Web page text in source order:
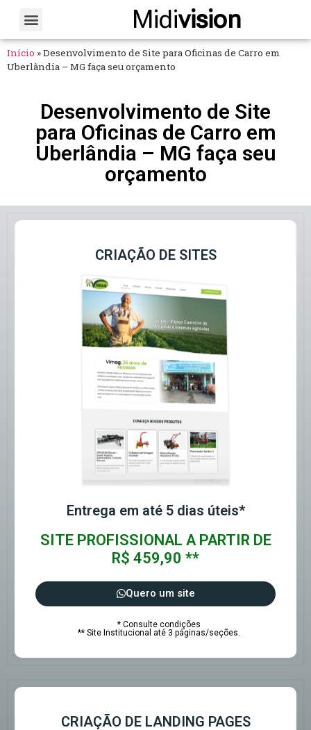
Midivision
Início »Desenvolvimento de Site para Oficinas de Carro em
Uberlândia – MG faça seu orçamento
Desenvolvimento de Site
para Oficinas de Carro em
Uberlândia – MG faça seu
orçamento
CRIAÇÃO DE SITES
Entrega em até 5 dias úteis*
SITE PROFISSIONAL A PARTIR DE
R$ 459,90 **
Quero um site
* Consulte condições
** Site Institucional até 3 páginas/seções.
CRIAÇÃO DE LANDING PAGES